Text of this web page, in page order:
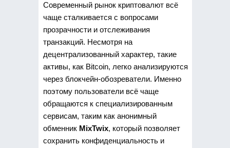
Современный рынок криптовалют всё
чаще сталкивается с вопросами
прозрачности и отслеживания
транзакций. Несмотря на
децентрализованный характер, такие
активы, как Bitcoin, легко анализируются
через блокчейн-обозреватели. Именно
поэтому пользователи всё чаще
обращаются к специализированным
сервисам, таким как анонимный
обменник MixTwix, который позволяет
сохранить конфиденциальность и